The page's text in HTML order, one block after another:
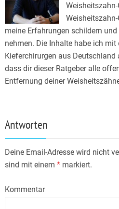
meine Erfahrungen schildern
nehmen. Die Inhalte habe ich
Kieferchirurgen aus
dass dir dieser Ratgeber alle
Entfernung deiner
Antworten
Deine Email-Adresse wird nicht
sind mit einem * markiert.
Kommentar